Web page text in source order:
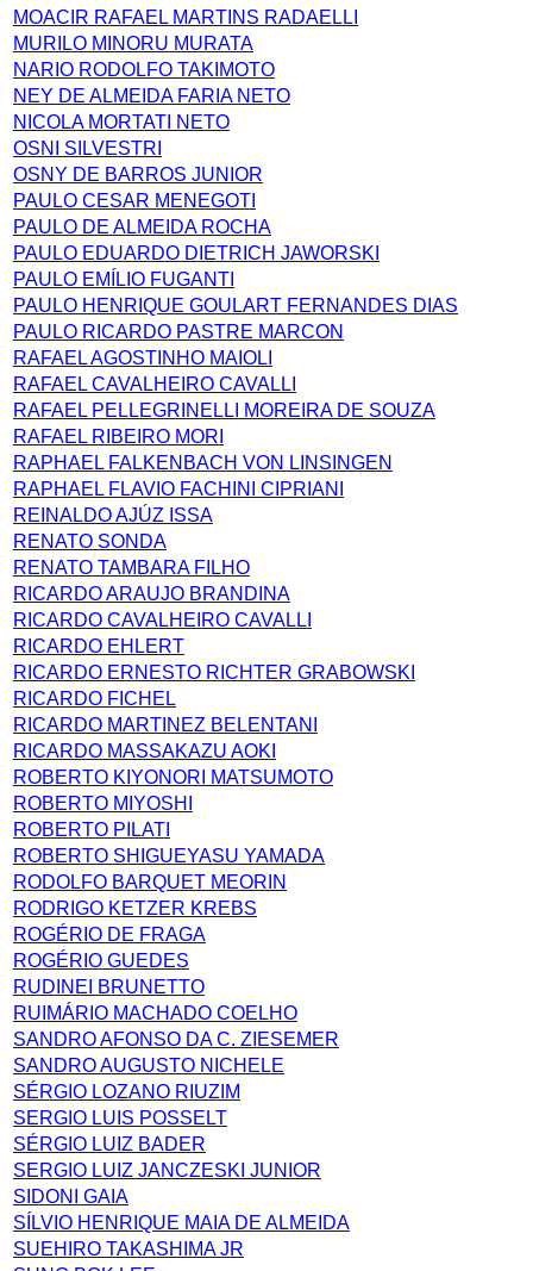
MOACIR RAFAEL MARTINS RADAELLI
MURILO MINORU MURATA
NARIO RODOLFO TAKIMOTO
NEY DE ALMEIDA FARIA NETO
NICOLA MORTATI NETO
OSNI SILVESTRI
OSNY DE BARROS JUNIOR
PAULO CESAR MENEGOTI
PAULO DE ALMEIDA ROCHA
PAULO EDUARDO DIETRICH JAWORSKI
PAULO EMÍLIO FUGANTI
PAULO HENRIQUE GOULART FERNANDES DIAS
PAULO RICARDO PASTRE MARCON
RAFAEL AGOSTINHO MAIOLI
RAFAEL CAVALHEIRO CAVALLI
RAFAEL PELLEGRINELLI MOREIRA DE SOUZA
RAFAEL RIBEIRO MORI
RAPHAEL FALKENBACH VON LINSINGEN
RAPHAEL FLAVIO FACHINI CIPRIANI
REINALDO AJÚZ ISSA
RENATO SONDA
RENATO TAMBARA FILHO
RICARDO ARAUJO BRANDINA
RICARDO CAVALHEIRO CAVALLI
RICARDO EHLERT
RICARDO ERNESTO RICHTER GRABOWSKI
RICARDO FICHEL
RICARDO MARTINEZ BELENTANI
RICARDO MASSAKAZU AOKI
ROBERTO KIYONORI MATSUMOTO
ROBERTO MIYOSHI
ROBERTO PILATI
ROBERTO SHIGUEYASU YAMADA
RODOLFO BARQUET MEORIN
RODRIGO KETZER KREBS
ROGÉRIO DE FRAGA
ROGÉRIO GUEDES
RUDINEI BRUNETTO
RUIMÁRIO MACHADO COELHO
SANDRO AFONSO DA C. ZIESEMER
SANDRO AUGUSTO NICHELE
SÉRGIO LOZANO RIUZIM
SERGIO LUIS POSSELT
SÉRGIO LUIZ BADER
SERGIO LUIZ JANCZESKI JUNIOR
SIDONI GAIA
SÍLVIO HENRIQUE MAIA DE ALMEIDA
SUEHIRO TAKASHIMA JR